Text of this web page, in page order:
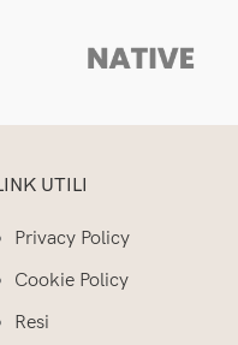
UTILI
Privacy Policy
Cookie Policy
Resi